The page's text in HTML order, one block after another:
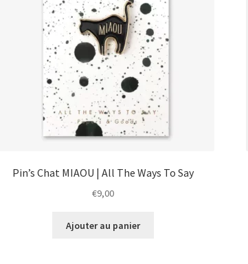
Pin’s Chat MIAOU | All The Ways To Say
€9,00
Ajouter au panier